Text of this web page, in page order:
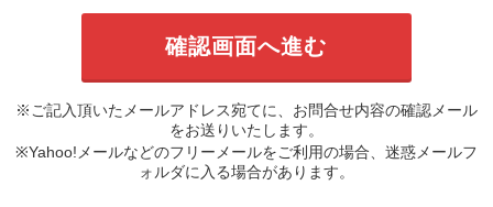
※ご記入頂いたメールアドレス宛てに、お問合せ内容の確認メール
をお送りいたします。
※Yahoo!メールなどのフリーメールをご利用の場合、迷惑メールフ
ォルダに入る場合があります。